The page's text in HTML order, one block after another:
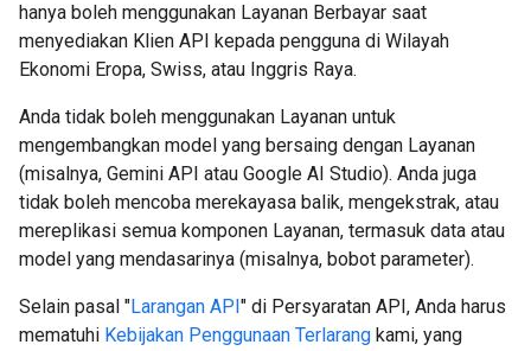
hanya boleh menggunakan Layanan Berbayar saat
menyediakan Klien API kepada pengguna di Wilayah
Ekonomi Eropa, Swiss, atau Inggris Raya.
Anda tidak boleh menggunakan Layanan untuk
mengembangkan model yang bersaing dengan Layanan
(misalnya, Gemini API atau Google AI Studio). Anda juga
tidak boleh mencoba merekayasa balik, mengekstrak, atau
mereplikasi semua komponen Layanan, termasuk data atau
model yang mendasarinya (misalnya, bobot parameter).
Selain pasal "Larangan API" di Persyaratan API, Anda harus
mematuhi Kebijakan Penggunaan Terlarang kami, yang